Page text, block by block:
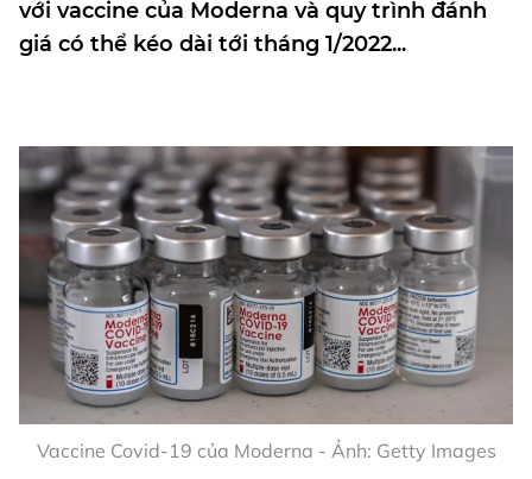
với vaccine của Moderna và quy trình đánh
giá có thể kéo dài tới tháng 1/2022...
Vaccine Covid-19 của Moderna - Ảnh: Getty Images